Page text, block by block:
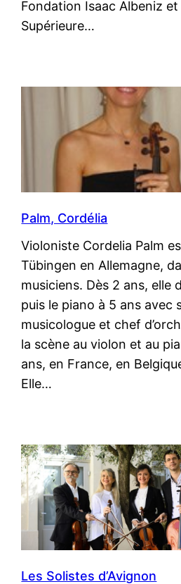
Fondation Isaac Albeniz et
Supérieure…
Palm, Cordélia
Violoniste Cordelia Palm
Tübingen en Allemagne,
musiciens. Dès 2 ans, elle
puis le piano à 5 ans avec
musicologue et chef
la scène au violon et au
ans, en France, en
Elle…
Les Solistes d’Avignon